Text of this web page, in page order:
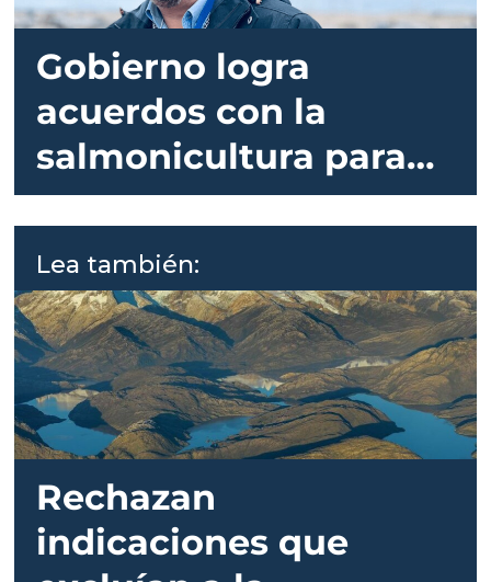
Gobierno logra
acuerdos con la
salmonicultura para
retiro desde áreas
protegidas
Lea también:
Rechazan
indicaciones que